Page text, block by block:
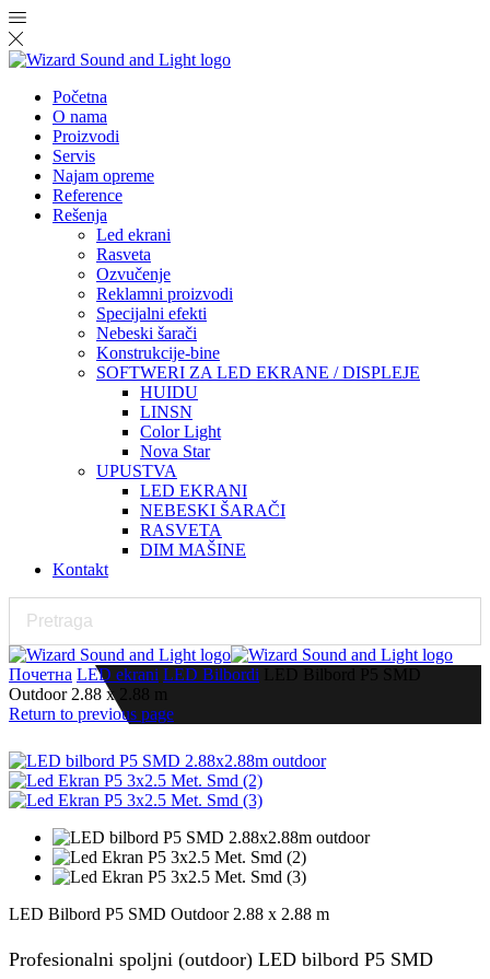
Početna
O nama
Proizvodi
Servis
Najam opreme
Reference
Rešenja
Led ekrani
Rasveta
Ozvučenje
Reklamni proizvodi
Specijalni efekti
Nebeski šarači
Konstrukcije-bine
SOFTWERI ZA LED EKRANE / DISPLEJE
HUIDU
LINSN
Color Light
Nova Star
UPUSTVA
LED EKRANI
NEBESKI ŠARAČI
RASVETA
DIM MAŠINE
Kontakt
Почетна LED ekrani LED Bilbordi LED Bilbord P5 SMD
Outdoor 2.88 x 2.88 m
Return to previous page
LED Bilbord P5 SMD Outdoor 2.88 x 2.88 m
Profesionalni spoljni (outdoor) LED bilbord P5 SMD